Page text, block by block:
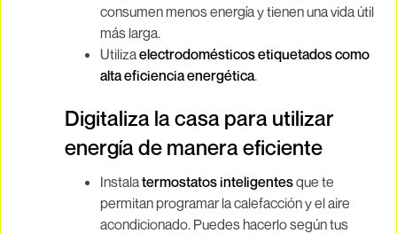
consumen menos energía y tienen una vida útil
más larga.
Utilizaelectrodomésticos etiquetados como
alta eficiencia energética.
Digitaliza la casa para utilizar
energía de manera eficiente
Instalatermostatos inteligentesque te
permitan programar la calefacción y el aire
acondicionado. Puedes hacerlo según tus